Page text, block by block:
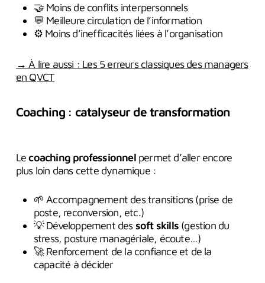
🤝 Moins de conflits interpersonnels
💬 Meilleure circulation de l’information
⚙️ Moins d’inefficacités liées à l’organisation
→ À lire aussi : Les 5 erreurs classiques des managers
en QVCT
Coaching : catalyseur de transformation
Lecoaching professionnelpermet d’aller encore
plus loin dans cette dynamique :
🌱 Accompagnement des transitions (prise de
poste, reconversion, etc.)
💡 Développement des soft skills (gestion du
stress, posture managériale, écoute…)
🚀 Renforcement de la confiance et de la
capacité à décider